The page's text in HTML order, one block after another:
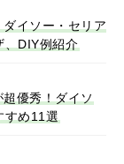
イソー・セリア
、DIY例紹介
優秀！ダイソ
すめ11選